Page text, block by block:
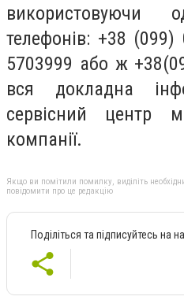
використовуючи
телефонів: +38
5703999 або ж
вся докладна
сервісний центр
компанії.
Якщо ви помітили помилку, виділіть
повідомити про це редакцію
Поділіться та підписуйтесь на